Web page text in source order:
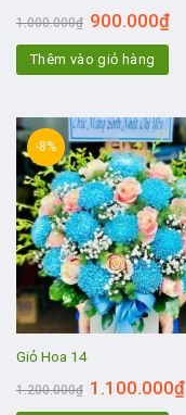
1.000.000₫ 900.000₫
Thêm vào giỏ hàng
-8%
Giỏ Hoa 14
1.200.000₫ 1.100.000₫